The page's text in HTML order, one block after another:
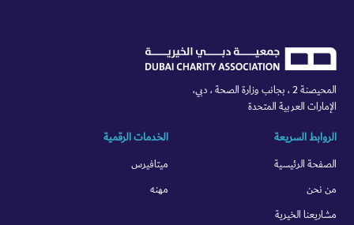
المحيصنة 2 ، بجانب وزارة الصحة ، دبي،
الإمارات العربية المتحدة
الروابط السريعة
الصفحة الرئيسية
من نحن
مشاريعنا الخيرية
الخدمات الرقمية
ميتافيرس
مهنه